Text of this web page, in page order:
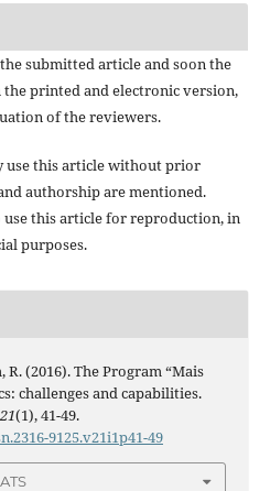
submitted article and soon the
printed and electronic version,
of the reviewers.
use this article without prior
authorship are mentioned.
this article for reproduction, in
purposes.
R. (2016). The Program “Mais
challenges and capabilities.
21(1), 41-49.
9125.v21i1p41-49